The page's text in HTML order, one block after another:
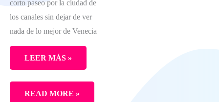
SOPORTALES
corto paseo por la ciudad de
los canales sin dejar de ver
nada de lo mejor de Venecia
LEER MÁS »
ESCAPADA
READ MORE »